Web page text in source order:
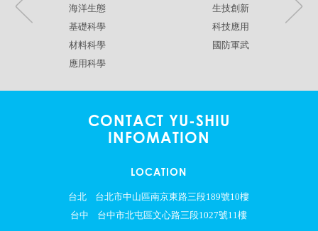
海洋生態
基礎科學
材料科學
應用科學
生技創新
科技應用
國防軍武
CONTACT YU-SHIU
INFOMATION
LOCATION
台北
台北市中山區南京東路三段189號10樓
台中
台中市北屯區文心路三段1027號11樓